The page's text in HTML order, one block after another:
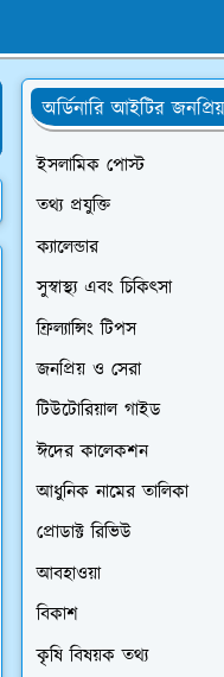
অর্ডিনারি আইটির
ইসলামিক পোস্ট
তথ্য প্রযুক্তি
ক্যালেন্ডার
সুস্বাস্থ্য এবং চিকিৎসা
ফ্রিল্যান্সিং টিপস
জনপ্রিয় ও সেরা
টিউটোরিয়াল গাইড
ঈদের কালেকশন
আধুনিক নামের তালিকা
প্রোডাক্ট রিভিউ
আবহাওয়া
বিকাশ
কৃষি বিষয়ক তথ্য